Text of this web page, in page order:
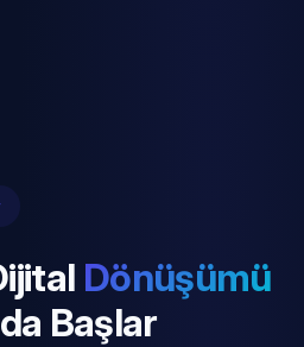
Dönüşümü
Başlar